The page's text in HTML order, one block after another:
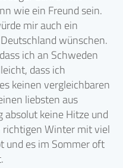
wie ein Freund sein.
mir auch ein
wünschen.
ich an Schweden
dass ich
keinen vergleichbaren
liebsten aus
keine Hitze und
richtigen Winter mit viel
und es im Sommer oft